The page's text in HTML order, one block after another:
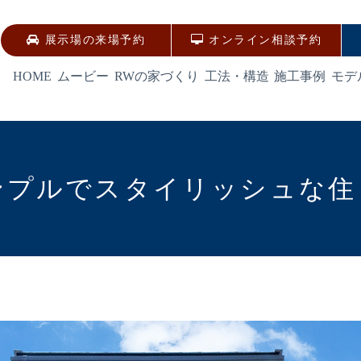
展示場の来場予約 オンライン相談予約
HOME ムービー RWの家づくり 工法・構造 施工事例 モデ
プルでスタイリッシュな